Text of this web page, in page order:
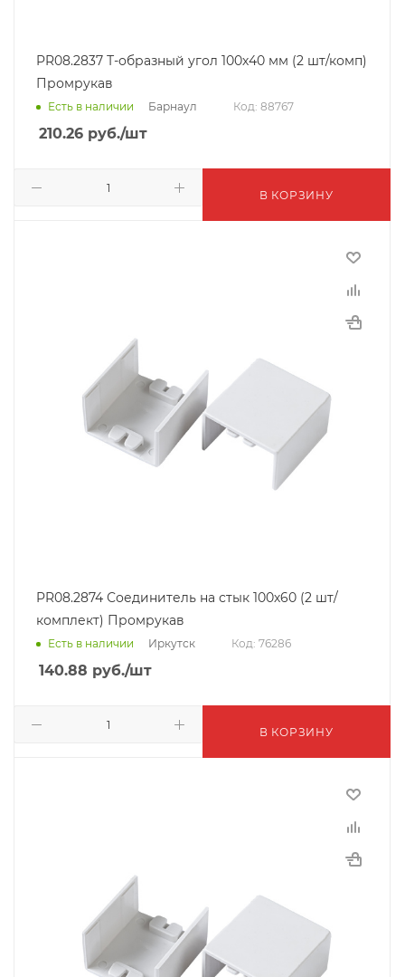
PR08.2837 Т-образный угол 100х40 мм (2 шт/комп)
Промрукав
Есть в наличии Барнаул Код: 88767
210.26 руб./шт
В КОРЗИНУ
PR08.2874 Соединитель на стык 100х60 (2 шт/
комплект) Промрукав
Есть в наличии Иркутск Код: 76286
140.88 руб./шт
В КОРЗИНУ